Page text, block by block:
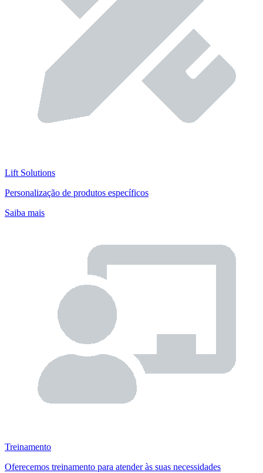
Lift Solutions
Personalização de produtos específicos
Saiba mais
Treinamento
Oferecemos treinamento para atender às suas necessidades